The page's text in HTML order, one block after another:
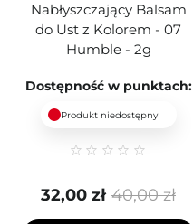
Nabłyszczający Balsam
do Ust z Kolorem - 07
Humble - 2g
Dostępność w punktach:
Produkt niedostępny
40,00 zł
32,00 zł